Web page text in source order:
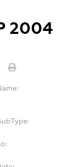
2004